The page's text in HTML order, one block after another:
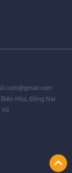
Hòa, Đồng Nai